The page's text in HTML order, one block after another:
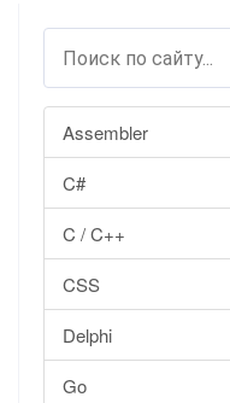
Assembler
C#
C / C++
CSS
Delphi
Go